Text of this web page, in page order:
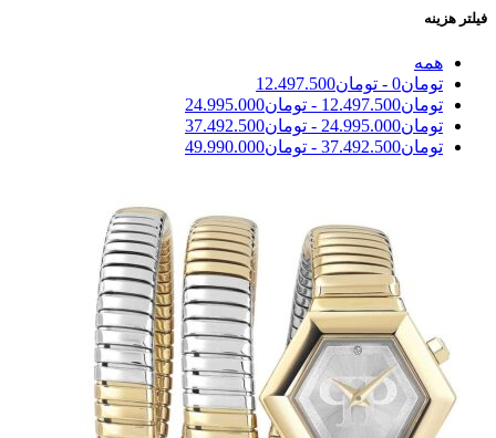
فیلتر هزینه
همه
تومان0
- تومان12.497.500
تومان12.497.500
- تومان24.995.000
تومان24.995.000
- تومان37.492.500
تومان37.492.500
- تومان49.990.000